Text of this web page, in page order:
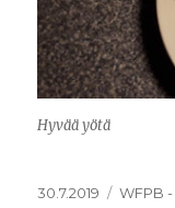
Hyvää yötä
Julkaistu
30.7.2019 WFPB